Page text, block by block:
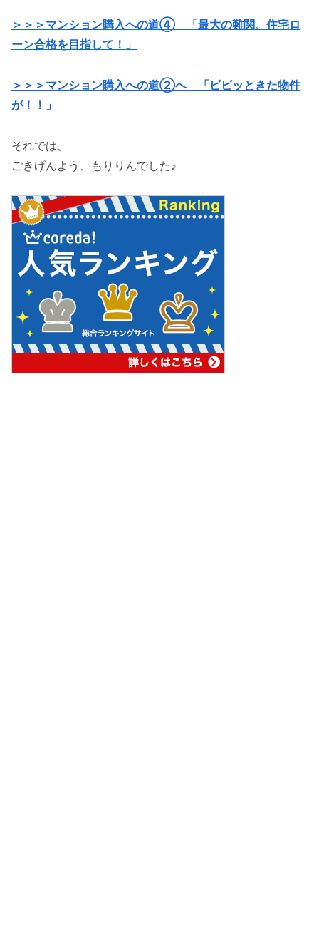
＞＞＞マンション購入への道④ 「最大の難関、住宅ロ
ーン合格を目指して！」
＞＞＞マンション購入への道②へ 「ビビッときた物件
が！！」
それでは、
ごきげんよう、もりりんでした♪